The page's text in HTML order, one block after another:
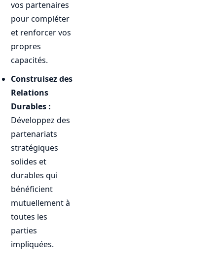
vos partenaires
pour compléter
et renforcer vos
propres
capacités.
Construisez des
Relations
Durables :
Développez des
partenariats
stratégiques
solides et
durables qui
bénéficient
mutuellement à
toutes les
parties
impliquées.